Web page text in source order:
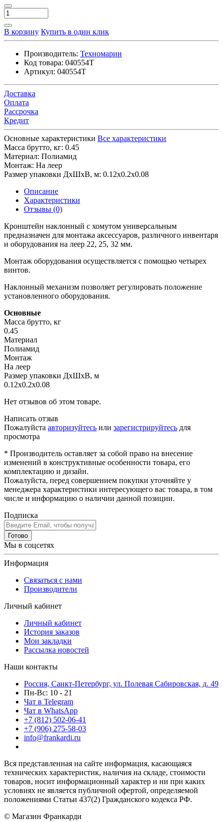
В корзину Купить в один клик
Производитель: Техномарин
Код товара: 040554T
Артикул: 040554T
Доставка
Оплата
Рассрочка
Кредит
Основные характеристики Все характеристики
Масса брутто, кг: 0.45
Материал: Полиамид
Монтаж: На леер
Размер упаковки ДхШхВ, м: 0.12x0.2x0.08
Описание
Характеристики
Отзывы (0)
Кронштейн наклонный с хомутом универсальным
предназначен для монтажа аксессуаров, различного инвентаря
и оборудования на леер 22, 25, 32 мм.
Монтаж оборудования осуществляется с помощью четырех
винтов.
Наклонный механизм позволяет регулировать положение
установленного оборудования.
Основные
Масса брутто, кг
0.45
Материал
Полиамид
Монтаж
На леер
Размер упаковки ДхШхВ, м
0.12x0.2x0.08
Нет отзывов об этом товаре.
Написать отзыв
Пожалуйста авторизуйтесь или зарегистрируйтесь для
просмотра
* Производитель оставляет за собой право на внесение
изменений в конструктивные особенности товара, его
комплектацию и дизайн.
Пожалуйста, перед совершением покупки уточняйте у
менеджера характеристики интересующего вас товара, в том
числе и информацию о наличии данной позиции.
Подписка
Готово
Мы в соцсетях
Информация
Связаться с нами
Производители
Личный кабинет
Личный кабинет
История заказов
Мои закладки
Рассылка новостей
Наши контакты
Россия, Санкт-Петербург, ул. Полевая Сабировская, д. 49
Пн-Вс: 10 - 21
Чат в Telegram
Чат в WhatsApp
+7 (812) 502-06-41
+7 (906) 275-58-03
info@frankardi.ru
Вся представленная на сайте информация, касающаяся
технических характеристик, наличия на складе, стоимости
товаров, носит информационный характер и ни при каких
условиях не является публичной офертой, определяемой
положениями Статьи 437(2) Гражданского кодекса РФ.
© Магазин Франкарди